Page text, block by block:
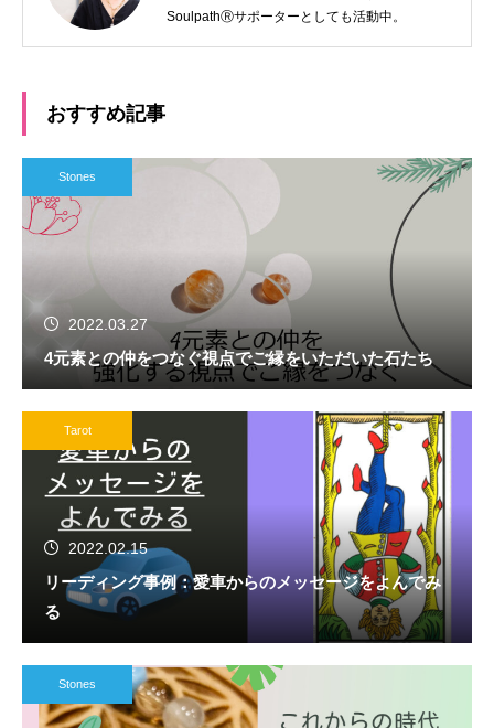
SoulpathⓇサポーターとしても活動中。
おすすめ記事
Stones
2022.03.27
4元素との仲をつなぐ視点でご縁をいただいた石たち
Tarot
2022.02.15
リーディング事例：愛車からのメッセージをよんでみ
る
Stones